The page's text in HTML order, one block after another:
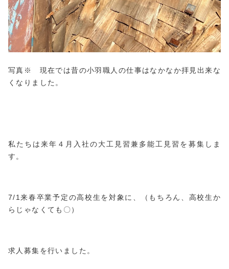
写真※ 現在では昔の小羽職人の仕事はなかなか拝見出来な
くなりました。
私たちは来年４月入社の大工見習兼多能工見習を募集しま
す。
7/1来春卒業予定の高校生を対象に、（もちろん、高校生か
らじゃなくても〇）
求人募集を行いました。